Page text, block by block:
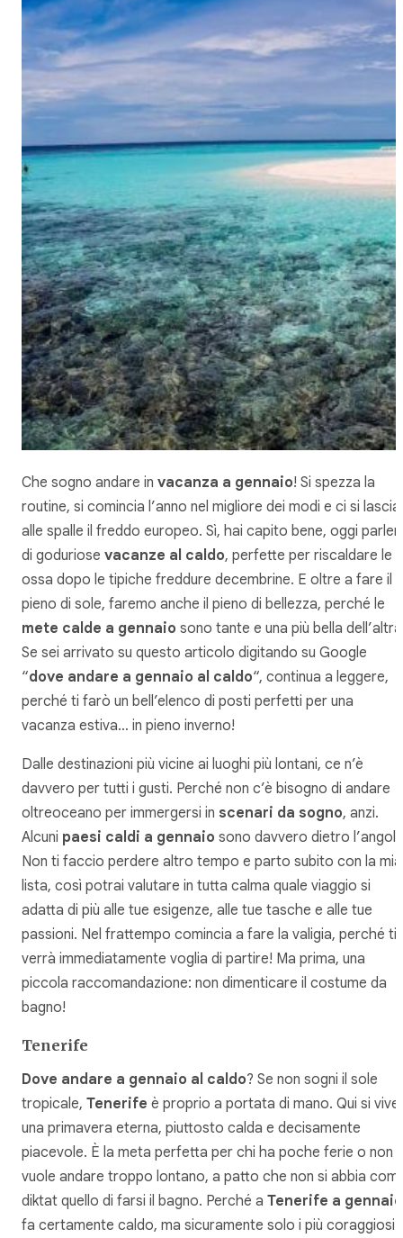
Che sogno andare in vacanza a gennaio! Si spezza la
routine, si comincia l’anno nel migliore dei modi e ci si lascia
alle spalle il freddo europeo. Sì, hai capito bene, oggi
di goduriose vacanze al caldo, perfette per riscaldare le
ossa dopo le tipiche freddure decembrine. E oltre a fare il
pieno di sole, faremo anche il pieno di bellezza, perché le
mete calde a gennaio sono tante e una più bella
Se sei arrivato su questo articolo digitando su Google
“dove andare a gennaio al caldo“, continua a leggere,
perché ti farò un bell’elenco di posti perfetti per una
vacanza estiva… in pieno inverno!
Dalle destinazioni più vicine ai luoghi più lontani, ce n’è
davvero per tutti i gusti. Perché non c’è bisogno di andare
oltreoceano per immergersi in scenari da sogno, anzi.
Alcuni paesi caldi a gennaio sono davvero dietro
Non ti faccio perdere altro tempo e parto subito con la mia
lista, così potrai valutare in tutta calma quale viaggio si
adatta di più alle tue esigenze, alle tue tasche e alle tue
passioni. Nel frattempo comincia a fare la valigia, perché ti
verrà immediatamente voglia di partire! Ma prima, una
piccola raccomandazione: non dimenticare il costume da
bagno!
Tenerife
Dove andare a gennaio al caldo? Se non sogni il sole
tropicale, Tenerife è proprio a portata di mano. Qui si vive
una primavera eterna, piuttosto calda e decisamente
piacevole. È la meta perfetta per chi ha poche ferie o non
vuole andare troppo lontano, a patto che non si abbia
diktat quello di farsi il bagno. Perché a Tenerife a gennaio
fa certamente caldo, ma sicuramente solo i più coraggiosi